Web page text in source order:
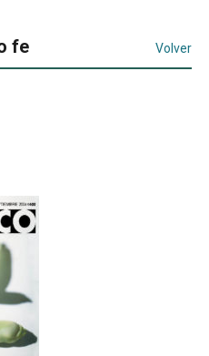
fe Volver